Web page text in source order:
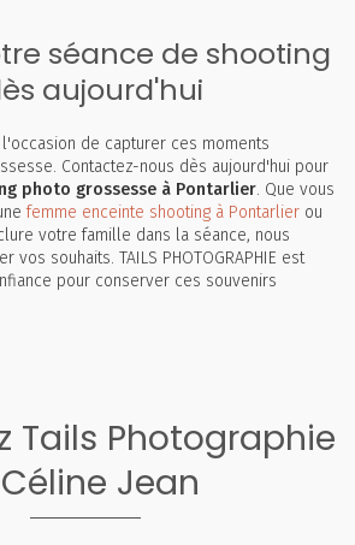
séance de shooting
aujourd'hui
de capturer ces moments
Contactez-nous dès aujourd'hui pour
photo grossesse à Pontarlier. Que vous
femme enceinte shooting à Pontarlier ou
votre famille dans la séance, nous
vos souhaits. TAILS PHOTOGRAPHIE est
pour conserver ces souvenirs
Tails Photographie
Jean